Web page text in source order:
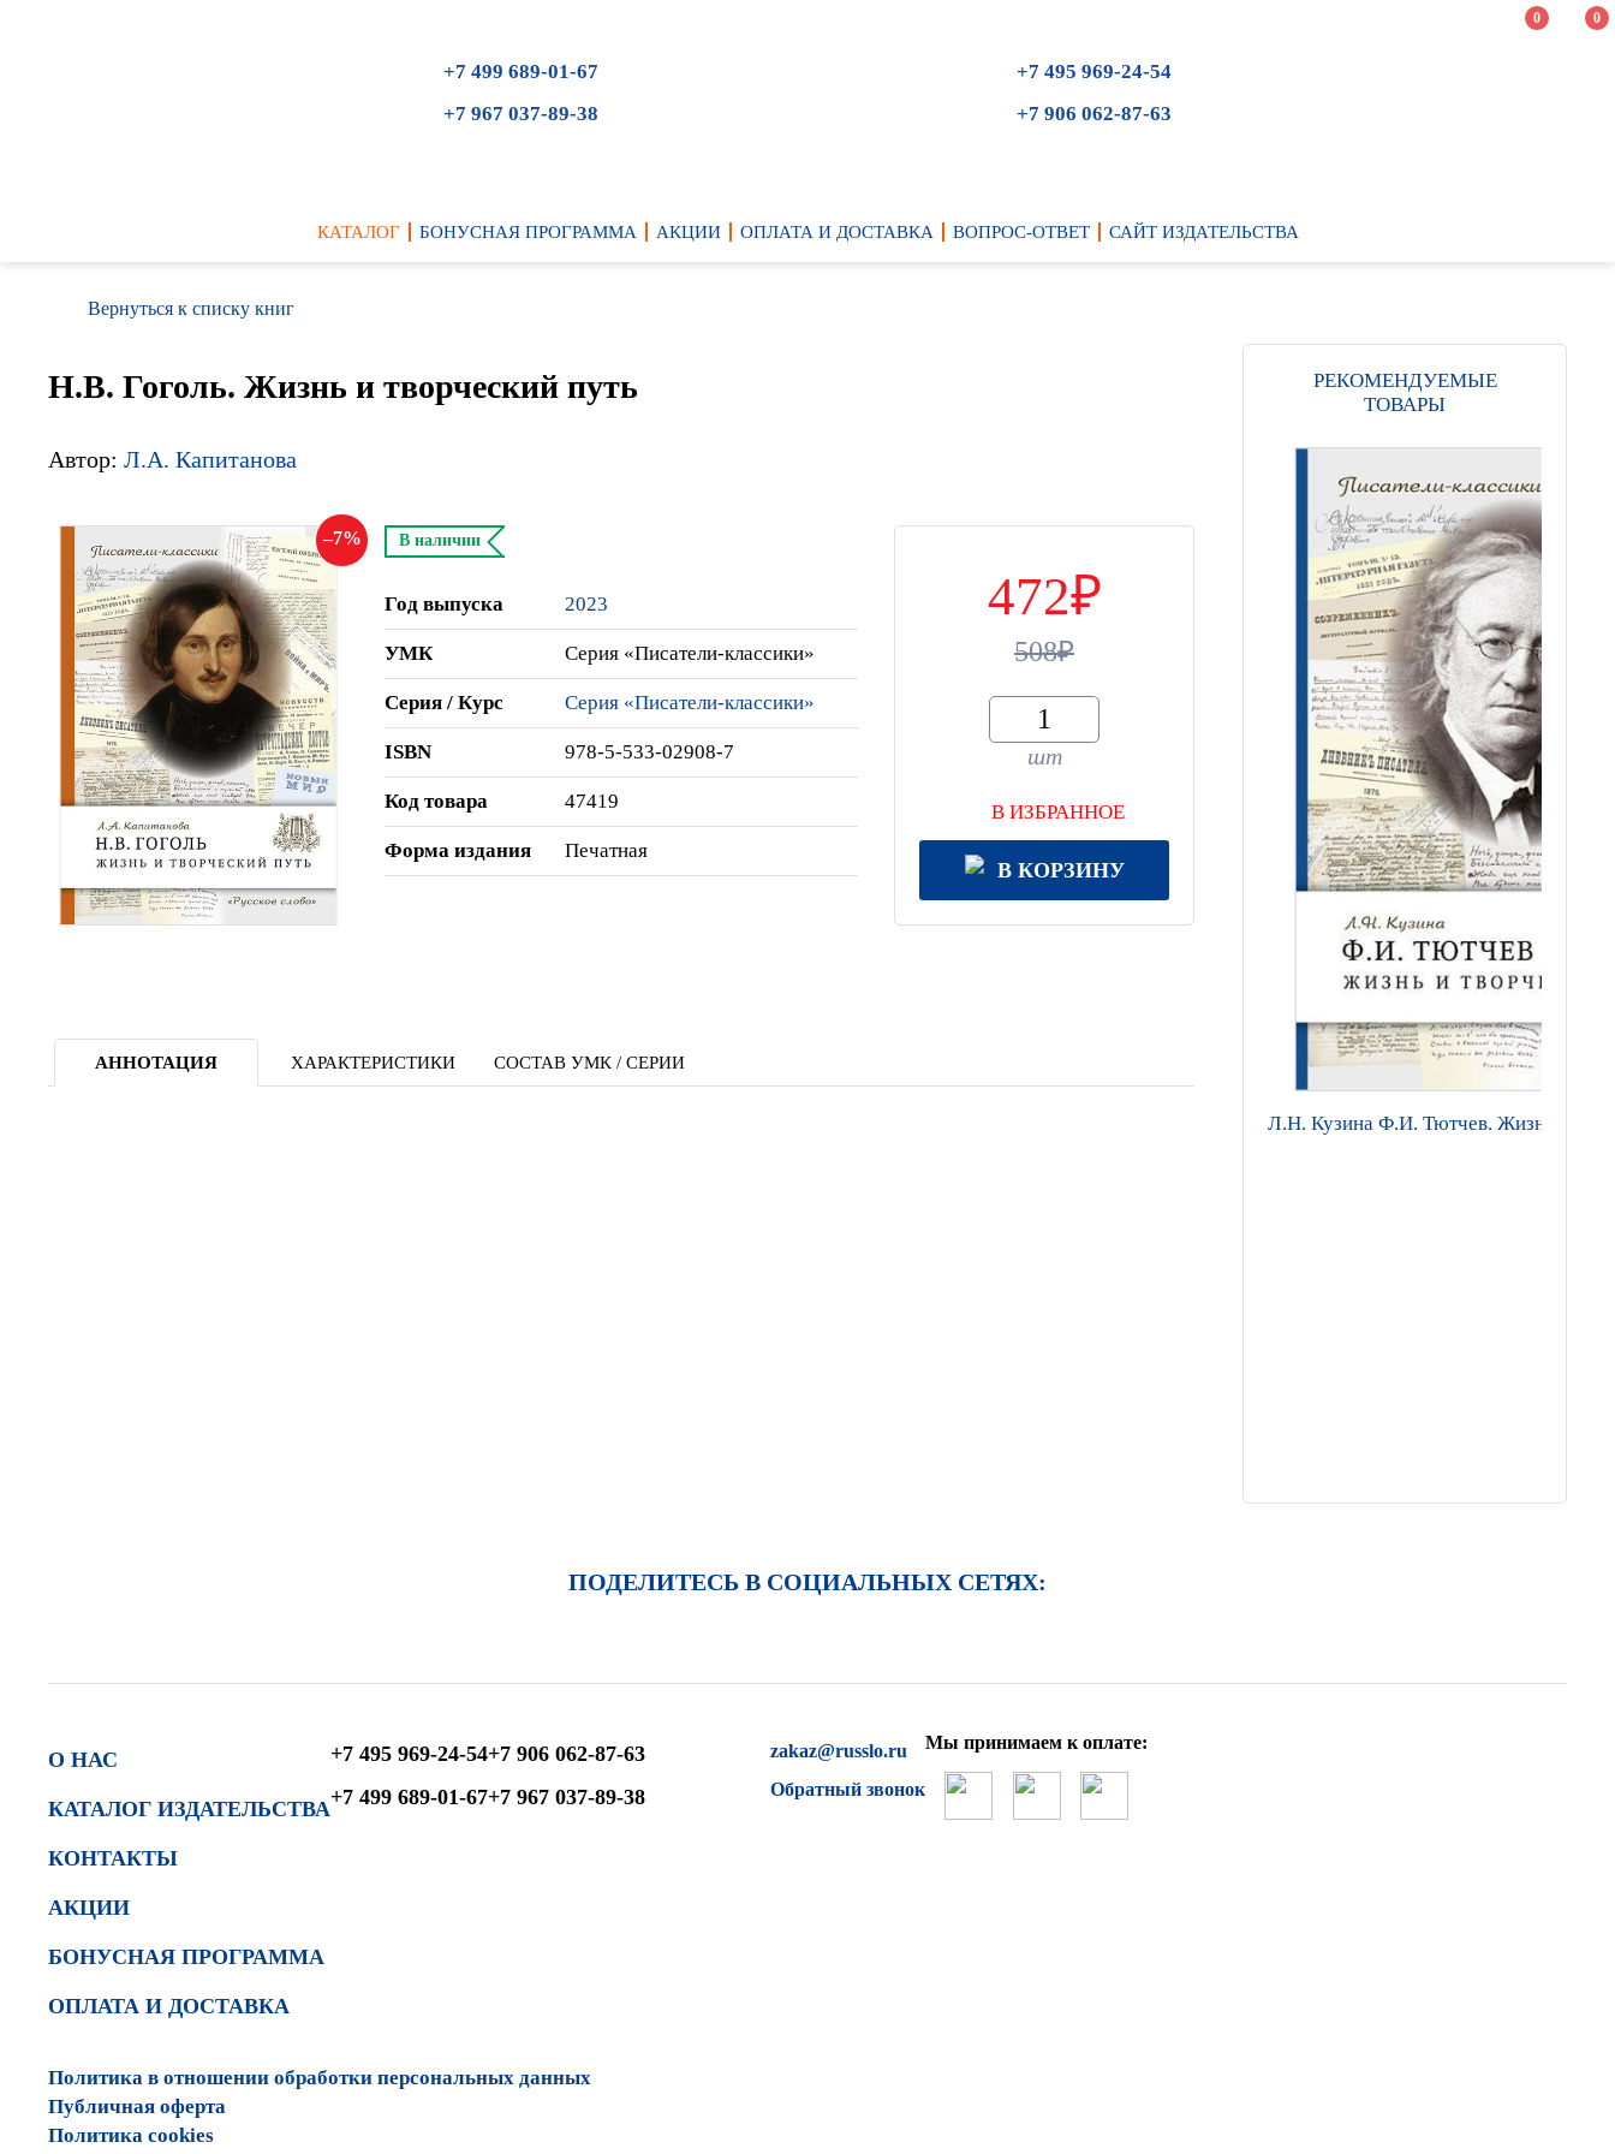
0 0
+7 499 689-01-67
+7 967 037-89-38
+7 495 969-24-54
+7 906 062-87-63
КАТАЛОГ БОНУСНАЯ ПРОГРАММА АКЦИИ ОПЛАТА И ДОСТАВКА ВОПРОС-ОТВЕТ САЙТ ИЗДАТЕЛЬСТВА
Вернуться к списку книг
Н.В. Гоголь. Жизнь и творческий путь
Автор: Л.А. Капитанова
7 В наличии
Год выпуска 2023
УМК Серия «Писатели-классики»
Серия / Курс Серия «Писатели-классики»
ISBN 978-5-533-02908-7
Код товара 47419
Форма издания Печатная
472
508
шт
В ИЗБРАННОЕ
В КОРЗИНУ
АННОТАЦИЯ ХАРАКТЕРИСТИКИ СОСТАВ УМК / СЕРИИ
РЕКОМЕНДУЕМЫЕ
ТОВАРЫ
Л.Н. Кузина Ф.И. Тютчев. Жизнь и
ПОДЕЛИТЕСЬ В СОЦИАЛЬНЫХ СЕТЯХ:
О НАС
КАТАЛОГ ИЗДАТЕЛЬСТВА
КОНТАКТЫ
АКЦИИ
БОНУСНАЯ ПРОГРАММА
ОПЛАТА И ДОСТАВКА
+7 495 969-24-54
+7 499 689-01-67
+7 906 062-87-63
+7 967 037-89-38
zakaz@russlo.ru
Обратный звонок
Мы принимаем к оплате:
Политика в отношении обработки персональных данных
Публичная оферта
Политика cookies